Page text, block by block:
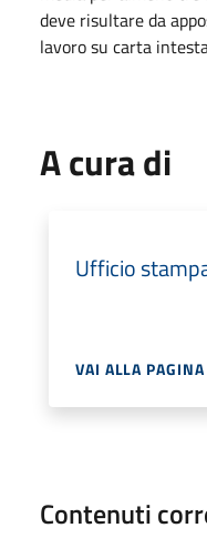
deve risultare da
lavoro su carta
A cura di
Ufficio
VAI ALLA PAGINA
Contenuti